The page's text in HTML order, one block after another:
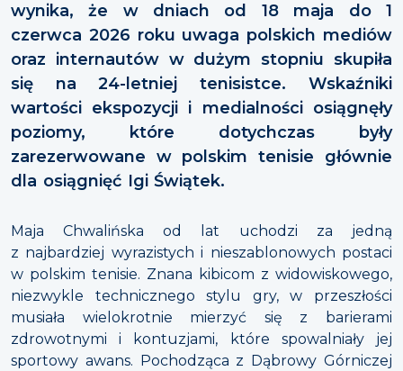
wynika, że w dniach od 18 maja do 1
czerwca 2026 roku uwaga polskich mediów
oraz internautów w dużym stopniu skupiła
się na 24-letniej tenisistce. Wskaźniki
wartości ekspozycji i medialności osiągnęły
poziomy, które dotychczas były
zarezerwowane w polskim tenisie głównie
dla osiągnięć Igi Świątek.
Maja Chwalińska od lat uchodzi za jedną
z najbardziej wyrazistych i nieszablonowych postaci
w polskim tenisie. Znana kibicom z widowiskowego,
niezwykle technicznego stylu gry, w przeszłości
musiała wielokrotnie mierzyć się z barierami
zdrowotnymi i kontuzjami, które spowalniały jej
sportowy awans. Pochodząca z Dąbrowy Górniczej